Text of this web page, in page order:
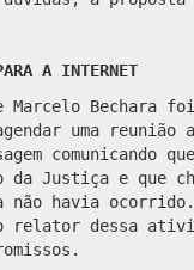
A INTERNET
Marcelo Bechara
uma reunião
comunicando
Justiça e que
não havia
relator dessa